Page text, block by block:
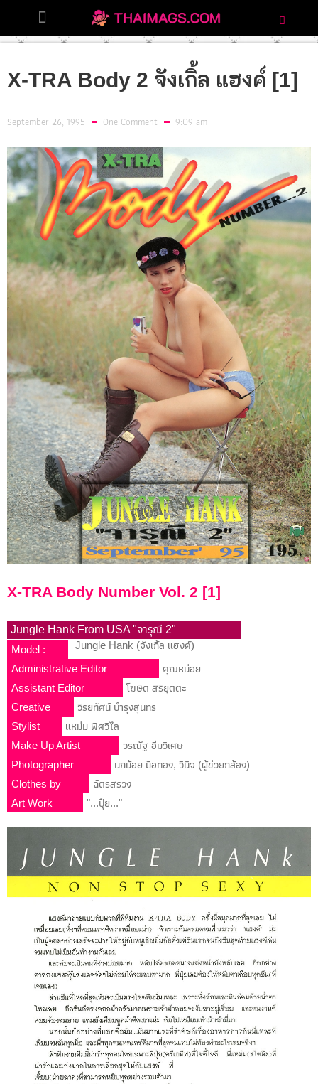
X-TRA Body 2 จังเกิ้ล แฮงค์ [1]
September 26, 1995 One Comment 9:09 am
X-TRA Body Number Vol. 2 [1]
Jungle Hank From USA "จารุณี 2"
Model :
Jungle Hank (จังเกิ้ล แฮงค์)
Administrative Editor
คุณหน่อย
Assistant Editor
โฆษิต สิริยุตตะ
Creative
วิรยทัศน์ บำรุงสุนทร
Stylist
แหม่ม พิศวิไล
Make Up Artist
วรณัฐ อิ่มวิเศษ
Photographer
นกน้อย มือทอง, วินิจ (ผู้ข่วยกล้อง)
Clothes by
ฉัตรสรวง
Art Work
"...ปุ๋ย..."